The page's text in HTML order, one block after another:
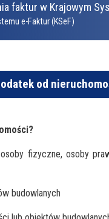
faktur w Krajowym
e-Faktur (KSeF)
od
fizyczne, osoby
budowlanych